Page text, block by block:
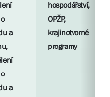
a
a
hospodářství,
OPŽP,
krajinotvorné
programy